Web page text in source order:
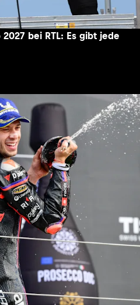
bei RTL: Es gibt jede